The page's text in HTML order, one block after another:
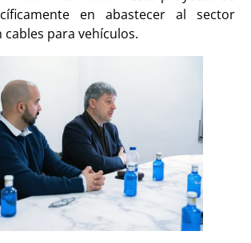
en abastecer al sector
para vehículos.